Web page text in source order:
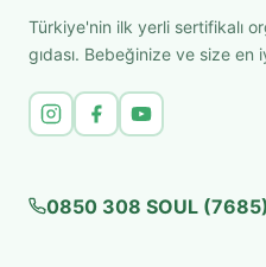
Türkiye'nin ilk yerli sertifikalı
gıdası. Bebeğinize ve size en
0850 308 SOUL (7685)